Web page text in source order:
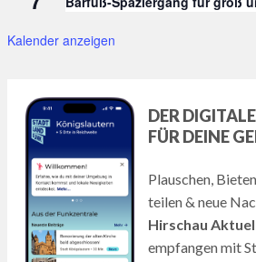
Kalender anzeigen
DER
FÜR DEINE
Plauschen,
teilen & neue
Hirschau
empfangen mit